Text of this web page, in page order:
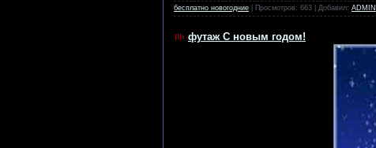
бесплатно новогодние | Просмотров: 663 | Добавил: ADMIN
футаж С новым годом!